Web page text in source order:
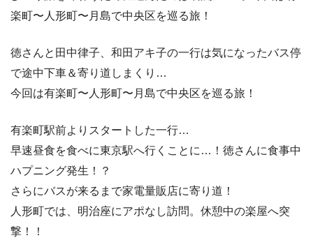
楽町〜人形町〜月島で中央区を巡る旅！
徳さんと田中律子、和田アキ子の一行は気になったバス停
で途中下車＆寄り道しまくり…
今回は有楽町〜人形町〜月島で中央区を巡る旅！
有楽町駅前よりスタートした一行…
早速昼食を食べに東京駅へ行くことに…！徳さんに食事中
ハプニング発生！？
さらにバスが来るまで家電量販店に寄り道！
人形町では、明治座にアポなし訪問。休憩中の楽屋へ突
撃！！